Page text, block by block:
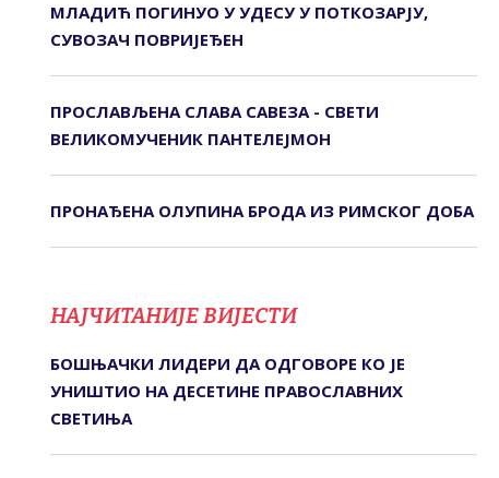
МЛАДИЋ ПОГИНУО У УДЕСУ У ПОТКОЗАРЈУ,
СУВОЗАЧ ПОВРИЈЕЂЕН
ПРОСЛАВЉЕНА СЛАВА САВЕЗА - СВЕТИ
ВЕЛИКОМУЧЕНИК ПАНТЕЛЕЈМОН
ПРОНАЂЕНА ОЛУПИНА БРОДА ИЗ РИМСКОГ ДОБА
НАЈЧИТАНИЈЕ ВИЈЕСТИ
БОШЊАЧКИ ЛИДЕРИ ДА ОДГОВОРЕ КО ЈЕ
УНИШТИО НА ДЕСЕТИНЕ ПРАВОСЛАВНИХ
СВЕТИЊА